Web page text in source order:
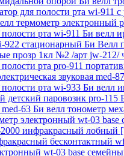
для полости рта wi-911
термометр электронный
рта wi-911 Би велл
922 стационарный Би Велл
прозр 1кл №2 /арт jw-212/
рта pro-911
звуковая med-
рта wi-933 Би велл
детский паровозик pro-115
63 Би велл тонометр
электронный wt-03 base
инфракрасный лобный
бесконтактный
wt-03 base